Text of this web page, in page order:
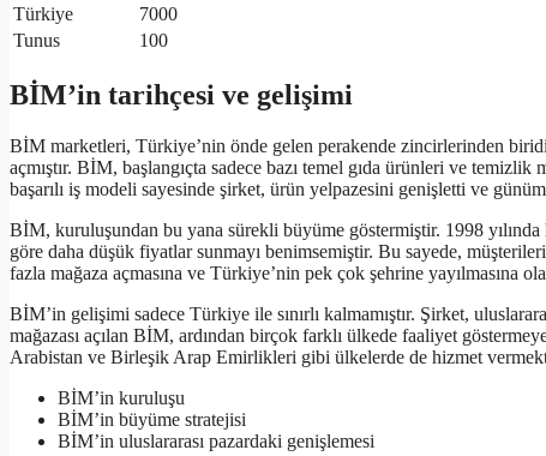
Türkiye
7000
Tunus
100
BİM’in tarihçesi ve gelişimi
BİM marketleri, Türkiye’nin önde gelen perakende zincirlerinden
açmıştır. BİM, başlangıçta sadece bazı temel gıda ürünleri ve
başarılı iş modeli sayesinde şirket, ürün yelpazesini genişletti ve
BİM, kuruluşundan bu yana sürekli büyüme göstermiştir. 1998
göre daha düşük fiyatlar sunmayı benimsemiştir. Bu sayede,
fazla mağaza açmasına ve Türkiye’nin pek çok şehrine yayılmasına
BİM’in gelişimi sadece Türkiye ile sınırlı kalmamıştır. Şirket,
mağazası açılan BİM, ardından birçok farklı ülkede faaliyet
Arabistan ve Birleşik Arap Emirlikleri gibi ülkelerde de hizmet
BİM’in kuruluşu
BİM’in büyüme stratejisi
BİM’in uluslararası pazardaki genişlemesi